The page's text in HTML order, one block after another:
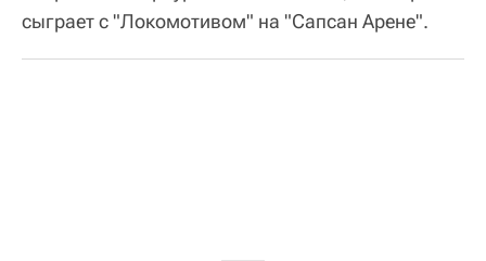
сыграет с "Локомотивом" на "Сапсан Арене".